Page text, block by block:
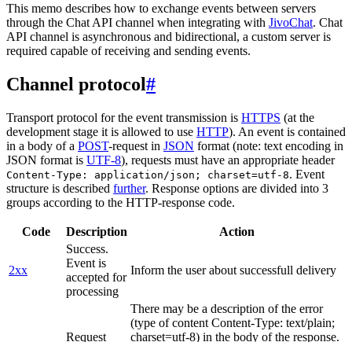
This memo describes how to exchange events between servers
through the Chat API channel when integrating with JivoChat. Chat
API channel is asynchronous and bidirectional, a custom server is
required capable of receiving and sending events.
Channel protocol#
Transport protocol for the event transmission is HTTPS (at the
development stage it is allowed to use HTTP). An event is contained
in a body of a POST-request in JSON format (note: text encoding in
JSON format is UTF-8), requests must have an appropriate header
Content-Type: application/json; charset=utf-8. Event
structure is described further. Response options are divided into 3
groups according to the HTTP-response code.
Code Description Action
2xx
Success.
Event is
accepted for
processing
Inform the user about successfull delivery
Request
There may be a description of the error
(type of content Content-Type: text/plain;
charset=utf-8) in the body of the response.